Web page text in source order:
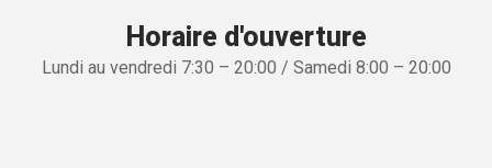
Horaire d'ouverture
Lundi au vendredi 7:30 – 20:00 / Samedi 8:00 – 20:00